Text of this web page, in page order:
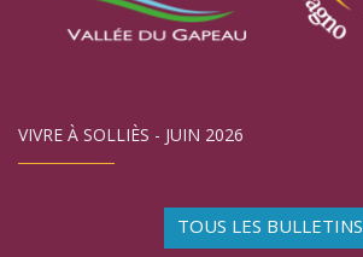
VIVRE À SOLLIÈS - JUIN 2026
TOUS LES BULLETINS